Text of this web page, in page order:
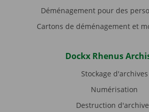
Déménagement pour des
Cartons de déménagement et
Dockx Rhenus
Stockage d'archives
Numérisation
Destruction